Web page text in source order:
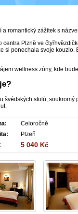
romantický zážitek s
Plzně ve
si ponechala svoje
wellness zóny, kde
švédských stolů,
Celoročně
Plzeň
5 040 Kč